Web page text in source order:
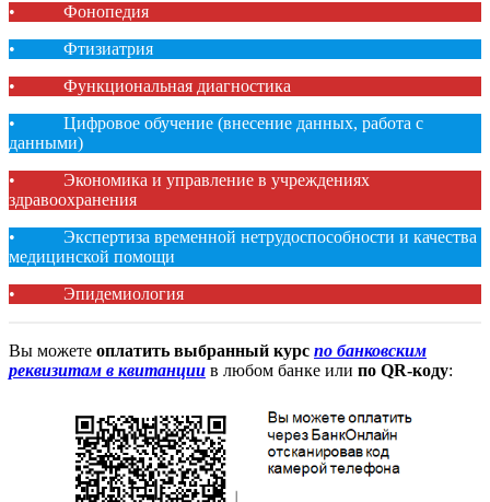
• Фонопедия
• Фтизиатрия
• Функциональная диагностика
• Цифровое обучение (внесение данных, работа с
данными)
• Экономика и управление в учреждениях
здравоохранения
• Экспертиза временной нетрудоспособности и качества
медицинской помощи
• Эпидемиология
Вы можете оплатить выбранный курс по банковским
реквизитам в квитанции в любом банке или по QR-коду: